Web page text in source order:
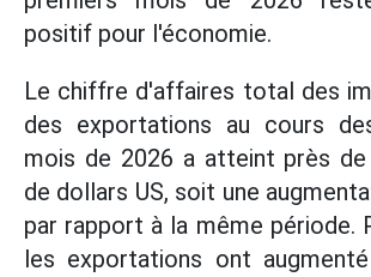
positif pour l'économie.
Le chiffre d'affaires total des
des exportations au cours
mois de 2026 a atteint près
de dollars US, soit une
par rapport à la même période.
les exportations ont